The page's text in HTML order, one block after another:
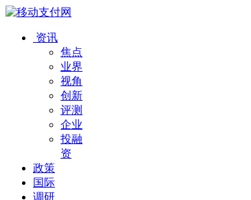
资讯
焦点
业界
视角
创新
评测
企业
投融
资
政策
国际
调研